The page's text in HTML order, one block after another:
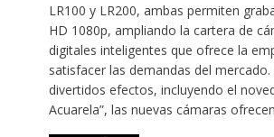
LR100 y LR200, ambas permiten
HD 1080p, ampliando la cartera de
digitales inteligentes que ofrece la
satisfacer las demandas del
divertidos efectos, incluyendo el
Acuarela”, las nuevas cámaras